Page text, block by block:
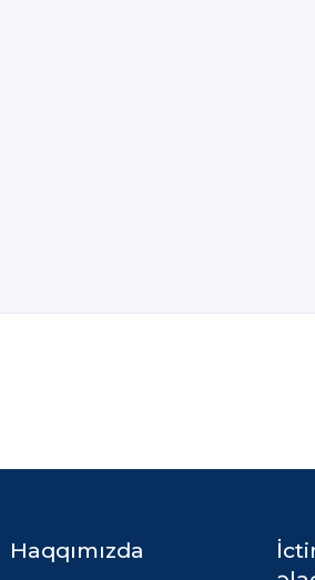
Haqqımızda